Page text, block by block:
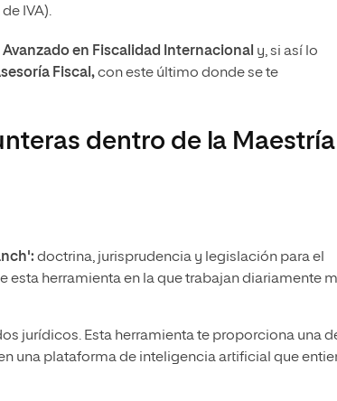
IVA).
en Fiscalidad Internacional y, si así lo
Fiscal,con este último donde se te
dentro de la Maestría
doctrina, jurisprudencia y legislación para el
herramienta en la que trabajan diariamente
jurídicos. Esta herramienta te proporciona una
una plataforma de inteligencia artificial que